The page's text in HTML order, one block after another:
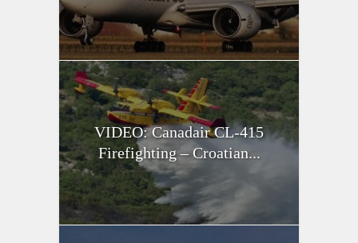
VIDEO: Canadair CL-415
Firefighting – Croatian...